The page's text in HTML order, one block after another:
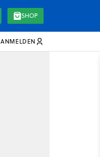
SHOP
ANMELDEN